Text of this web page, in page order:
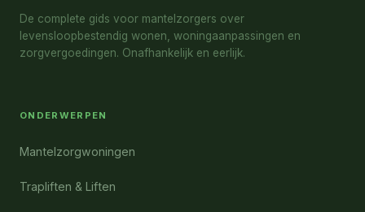
De complete gids voor mantelzorgers over
levensloopbestendig wonen, woningaanpassingen en
zorgvergoedingen. Onafhankelijk en eerlijk.
ONDERWERPEN
Mantelzorgwoningen
Trapliften & Liften